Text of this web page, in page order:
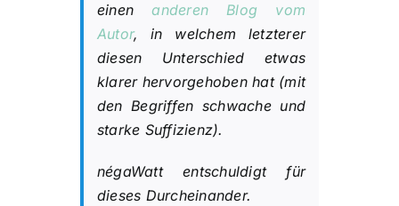
einenanderen Blog vom
Autor, in welchem letzterer
diesen Unterschied etwas
klarer hervorgehoben hat (mit
den Begriffen schwache und
starke Suffizienz).
négaWatt entschuldigt für
dieses Durcheinander.